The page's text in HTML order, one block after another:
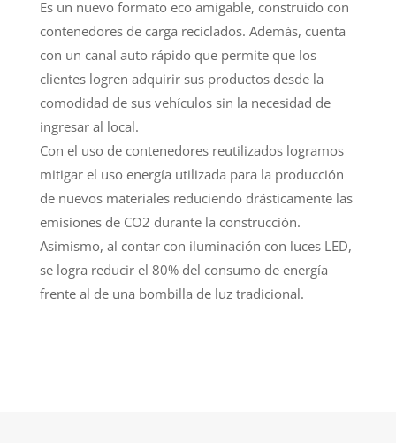
Es un nuevo formato eco amigable, construido con
contenedores de carga reciclados. Además, cuenta
con un canal auto rápido que permite que los
clientes logren adquirir sus productos desde la
comodidad de sus vehículos sin la necesidad de
ingresar al local.
Con el uso de contenedores reutilizados logramos
mitigar el uso energía utilizada para la producción
de nuevos materiales reduciendo drásticamente las
emisiones de CO2 durante la construcción.
Asimismo, al contar con iluminación con luces LED,
se logra reducir el 80% del consumo de energía
frente al de una bombilla de luz tradicional.